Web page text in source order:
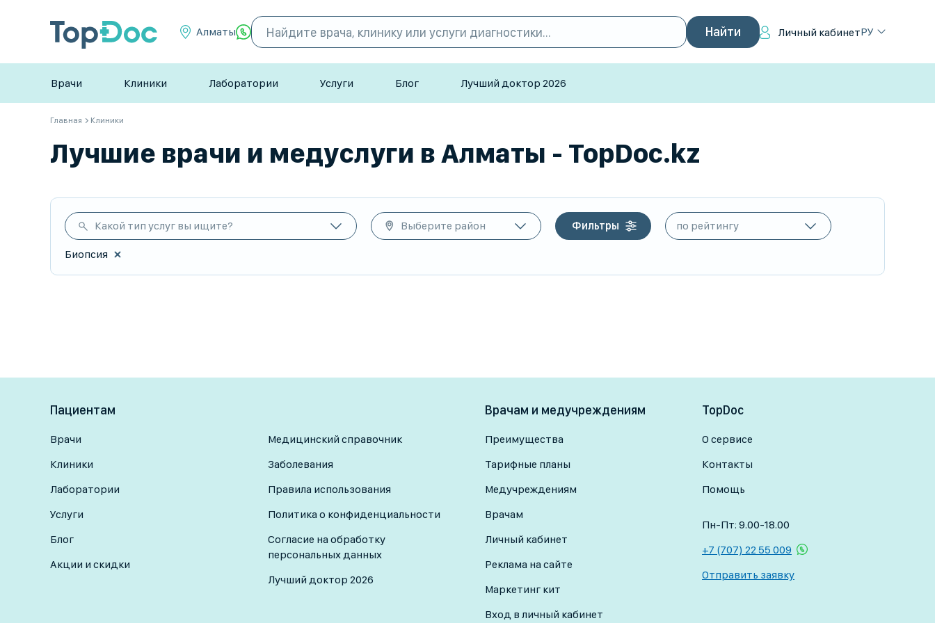
Алматы Личный кабинетРУ
Врачи Клиники Лаборатории Услуги Блог Лучший доктор 2026
Главная Клиники
Лучшие врачи и медуслуги в Алматы - TopDoc.kz
Какой тип услуг вы ищите?
Биопсия
Выберите район Фильтры
Пациентам
Врачи
Клиники
Лаборатории
Услуги
Блог
Акции и скидки
Медицинский справочник
Заболевания
Правила использования
Политика о конфиденциальности
Согласие на обработку
персональных данных
Лучший доктор 2026
Врачам и медучреждениям
Преимущества
Тарифные планы
Медучреждениям
Врачам
Личный кабинет
Реклама на сайте
Маркетинг кит
Вход в личный кабинет
TopDoc
О сервисе
Контакты
Помощь
Пн-Пт: 9.00-18.00
+7 (707) 22 55 009
Отправить заявку